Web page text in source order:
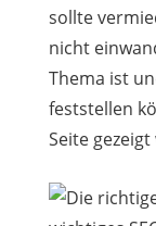
sollte
nicht
Thema ist
feststellen
Seite